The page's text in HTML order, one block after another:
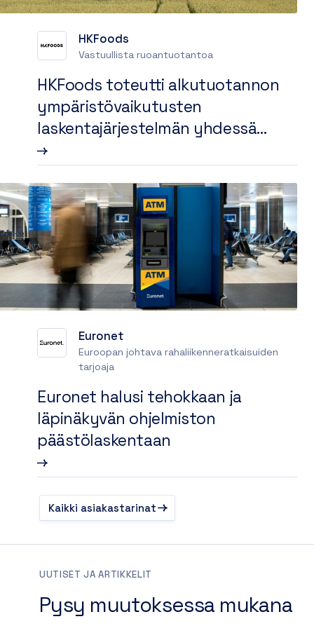
HKFoods
Vastuullista ruoantuotantoa
HKFoods toteutti alkutuotannon
ympäristövaikutusten
laskentajärjestelmän yhdessä
Luken ja Biocoden kanssa−
”Haluamme, että vastuullisuusdata
kulkee arvoketjussa
automatisoidusti”
Euronet
Euroopan johtava rahaliikenneratkaisuiden
tarjoaja
Euronet halusi tehokkaan ja
läpinäkyvän ohjelmiston
päästölaskentaan
Kaikki asiakastarinat
UUTISET JA ARTIKKELIT
Pysy muutoksessa mukana